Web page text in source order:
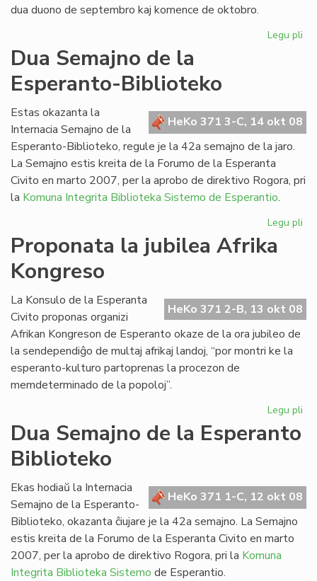
dua duono de septembro kaj komence de oktobro.
Legu pli
ro
Dua Semajno de la
Esperanto-Biblioteko
HeKo 371 3-C, 14 okt 08
Estas okazanta la
Internacia Semajno de la
Esperanto-Biblioteko, regule je la 42a semajno de la jaro.
La Semajno estis kreita de la Forumo de la Esperanta
Civito en marto 2007, per la aprobo de direktivo Rogora, pri
la Komuna Integrita Biblioteka Sistemo de Esperantio.
Legu pli
Proponata la jubilea Afrika
Kongreso
HeKo 371 2-B, 13 okt 08
La Konsulo de la Esperanta
Civito proponas organizi
Afrikan Kongreson de Esperanto okaze de la ora jubileo de
la sendependiĝo de multaj afrikaj landoj, “por montri ke la
esperanto-kulturo partoprenas la procezon de
memdeterminado de la popoloj”.
Legu pli
Dua Semajno de la Esperanto
Biblioteko
HeKo 371 1-C, 12 okt 08
Ekas hodiaŭ la Internacia
Semajno de la Esperanto-
Biblioteko, okazanta ĉiujare je la 42a semajno. La Semajno
estis kreita de la Forumo de la Esperanta Civito en marto
2007, per la aprobo de direktivo Rogora, pri la Komuna
Integrita Biblioteka Sistemo de Esperantio.